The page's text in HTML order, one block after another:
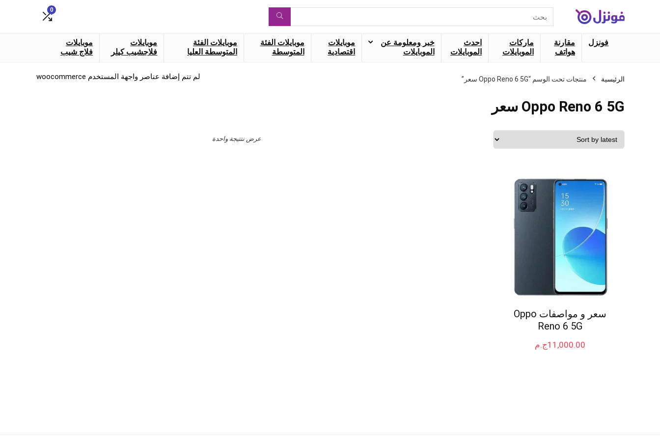
عن:
0
فونزل
مقارنة
هواتف
ماركات
الموبايلات
احدث
الموبايلات
خبر ومعلومة عن
الموبايلات
موبايلات
اقتصادية
موبايلات الفئة
المتوسطة
موبايلات الفئة
المتوسطة العليا
موبايلات
فلاجشيب كيلر
موبايلات
فلاج شيب
الرئيسية منتجات تحت الوسم “Oppo Reno 6 5G سعر”
Oppo Reno 6 5G سعر
عرض نتتيجة واحدة
سعر و مواصفات Oppo
Reno 6 5G
ج.م11,000.00
لم تتم إضافة عناصر واجهة المستخدم woocommerce